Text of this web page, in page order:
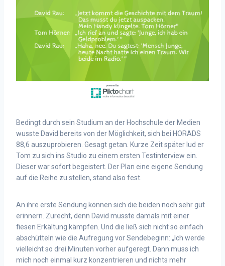
Bedingt durch sein Studium an der Hochschule der Medien
wusste David bereits von der Möglichkeit, sich bei HORADS
88,6 auszuprobieren. Gesagt getan. Kurze Zeit später lud er
Tom zu sich ins Studio zu einem ersten Testinterview ein.
Dieser war sofort begeistert. Der Plan eine eigene Sendung
auf die Reihe zu stellen, stand also fest.
An ihre erste Sendung können sich die beiden noch sehr gut
erinnern. Zurecht, denn David musste damals mit einer
fiesen Erkältung kämpfen. Und die ließ sich nicht so einfach
abschütteln wie die Aufregung vor Sendebeginn: „Ich werde
vielleicht so drei Minuten vorher aufgeregt. Dann muss ich
mich noch einmal kurz konzentrieren und nichts mehr